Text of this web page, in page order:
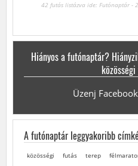
42 futás listázva ide: Futónaptár -
Hiányos a futónaptár?
Üzenj
A futónaptár leggyakoribb
közösségi futás terep